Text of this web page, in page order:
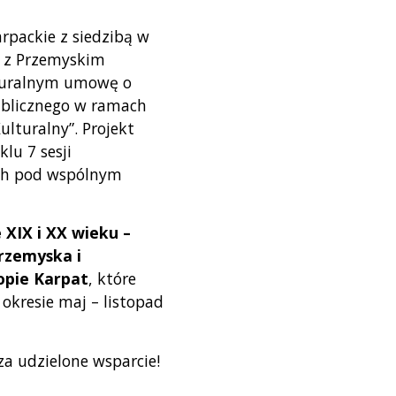
z siedzibą w
z Przemyskim
umowę o
w ramach
Projekt
7 sesji
pod wspólnym
i XX wieku –
i
Karpat, które
maj – listopad
udzielone wsparcie!